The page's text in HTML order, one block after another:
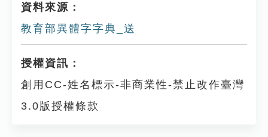
資料來源：
教育部異體字字典_送
授權資訊：
創用CC-姓名標示-非商業性-禁止改作臺灣
3.0版授權條款